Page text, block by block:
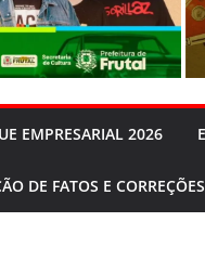
EMPRESARIAL 2026
DE FATOS E CORREÇÕES